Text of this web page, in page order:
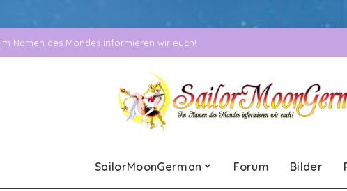
Im Namen des Mondes informieren wir euch!
SailorMoonGerman Forum Bilder